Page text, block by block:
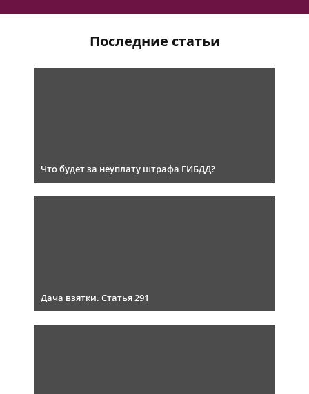
Последние статьи
Что будет за неуплату штрафа ГИБДД?
Дача взятки. Статья 291